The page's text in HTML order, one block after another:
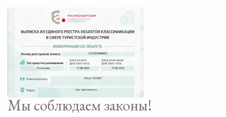
Мы соблюдаем законы!